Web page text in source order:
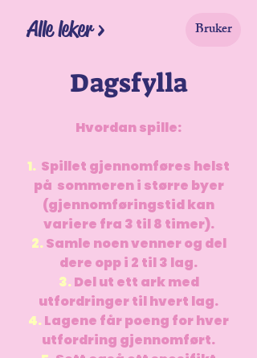
Alle leker > Bruker
Dagsfylla
Hvordan spille:
1. Spillet gjennomføres helst
på sommeren i større byer
(gjennomføringstid kan
variere fra 3 til 8 timer).
2.Samle noen venner og del
dere opp i 2 til 3 lag.
3.Del ut ett ark med
utfordringer til hvert lag.
4.Lagene får poeng for hver
utfordring gjennomført.